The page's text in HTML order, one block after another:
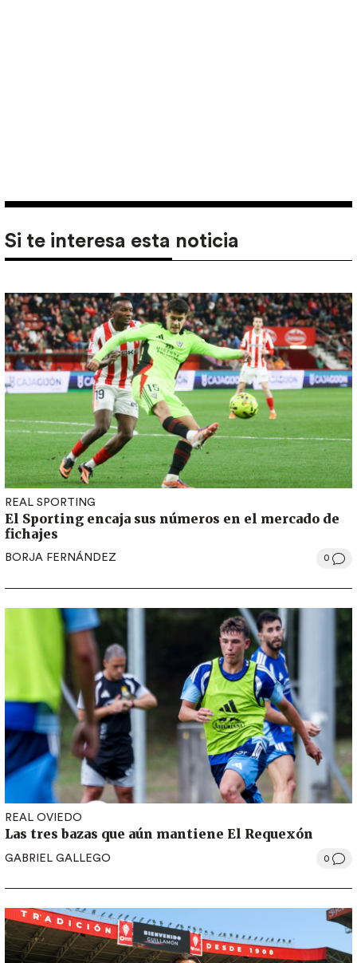
Si te interesa esta noticia
REAL SPORTING
El Sporting encaja sus números en el mercado de
fichajes
BORJA FERNÁNDEZ 0
REAL OVIEDO
Las tres bazas que aún mantiene El Requexón
GABRIEL GALLEGO 0